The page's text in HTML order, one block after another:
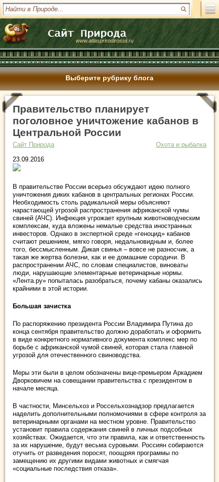
www.atlasprirodirossii.ru
Выберите рубрику блога
Правительство планирует
поголовное уничтожение кабанов в
Центральной России
Сайт Природа
Охота и рыбалка
23.09.2016
В правительстве России всерьез обсуждают идею полного
уничтожения диких кабанов в центральных регионах России.
Необходимость столь радикальной меры объясняют
нарастающей угрозой распространения африканской чумы
свиней (АЧС). Инфекция угрожает крупным животноводческим
комплексам, куда вложены немалые средства иностранных
инвесторов. Однако в экспертной среде «геноцид» кабанов
считают решением, мягко говоря, недальновидным и, более
того, бессмысленным. Дикая свинья – вовсе не разносчик, а
такая же жертва болезни, как и ее домашние сородичи. В
распространении АЧС, по словам специалистов, виноваты
люди, нарушающие элементарные ветеринарные нормы.
«Лента.ру» попыталась разобраться, почему кабаны оказались
крайними в этой истории.
Большая зачистка
По распоряжению президента России Владимира Путина до
конца сентября правительство должно доработать и оформить
в виде конкретного нормативного документа комплекс мер по
борьбе с африканской чумой свиней, которая стала главной
угрозой для отечественного свиноводства.
Меры эти были в целом обозначены вице-премьером Аркадием
Дворковичем на совещании правительства с президентом в
начале месяца.
В частности, Минсельхоз и Россельхознадзор предлагается
наделить дополнительными полномочиями в сфере контроля за
ветеринарными органами на местном уровне. Правительство
установит правила содержания свиней в личных подсобных
хозяйствах. Ожидается, что эти правила, как и ответственность
за их нарушение, будут весьма суровыми. Россиян собираются
отучить от разведения поросят, поощряя программы по
замещению их другими видами животных и смягчая
«социальные последствия отказа».